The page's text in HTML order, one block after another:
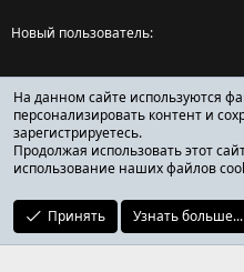
Новый пользователь
Поделиться страницей
Facebook
X (Twitter)
Reddit
ОТЗЫВЫ ОНЛАЙН ФОРУМ
На данном сайте используются
персонализировать контент и
зарегистрируетесь.
Продолжая использовать этот
использование наших файлов
Принять Узнать больше...